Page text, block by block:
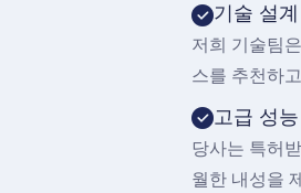
기술 설
저희 기술팀
스를 추천하
고급 성
당사는 특허
월한 내성을